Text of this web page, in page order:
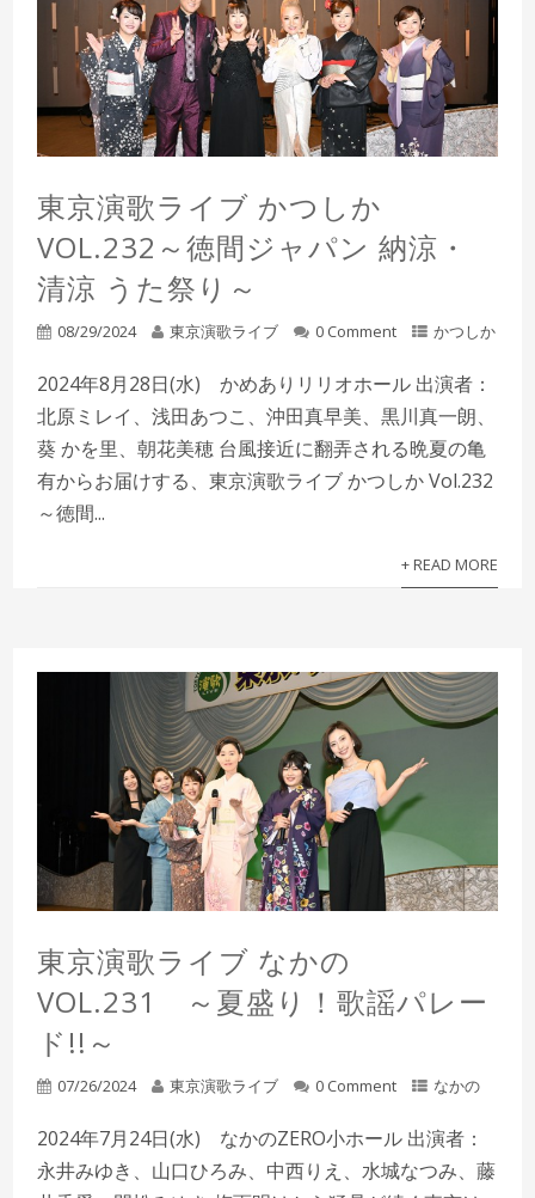
東京演歌ライブ かつしか
VOL.232～徳間ジャパン 納涼・
清涼 うた祭り～
08/29/2024 東京演歌ライブ 0 Comment かつしか
2024年8月28日(水) かめありリリオホール 出演者：
北原ミレイ、浅田あつこ、沖田真早美、黒川真一朗、
葵 かを里、朝花美穂 台風接近に翻弄される晩夏の亀
有からお届けする、東京演歌ライブ かつしか Vol.232
～徳間...
+ READ MORE
東京演歌ライブ なかの
VOL.231 ～夏盛り！歌謡パレー
ド!!～
07/26/2024 東京演歌ライブ 0 Comment なかの
2024年7月24日(水) なかのZERO小ホール 出演者：
永井みゆき、山口ひろみ、中西りえ、水城なつみ、藤